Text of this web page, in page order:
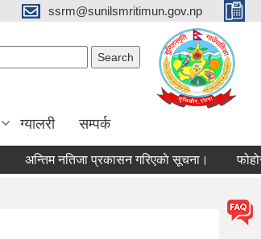
ssrm@sunilsmritimun.gov.np
ग्यालरी सम्पर्क
अन्तिम नतिजा प्रकासन गरिएकाे सूचना। फोहोर